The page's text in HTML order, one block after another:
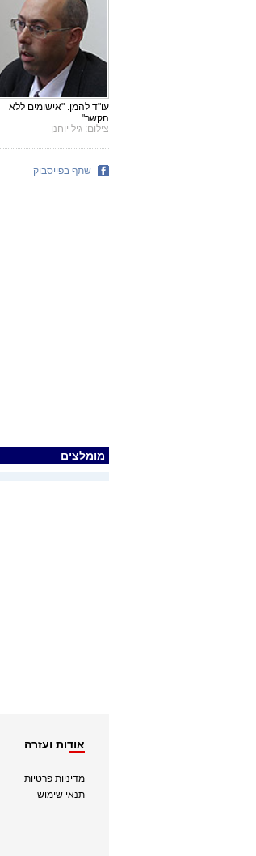
עו"ד להמן. "אישומים ללא
הקשר"
צילום: גיל יוחנן
שתף בפייסבוק
מומלצים
אודות ועזרה
מדיניות פרטיות
תנאי שימוש